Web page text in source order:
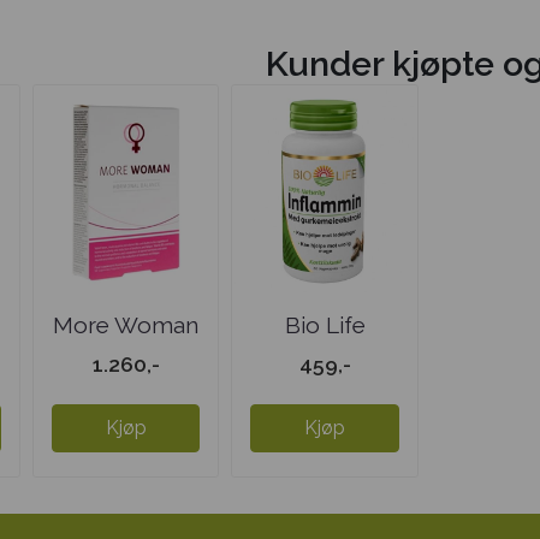
Kunder kjøpte
More Woman
4 pakk
1.260,-
Kjøp
Bio Life
Inflammin
459,-
Kjøp